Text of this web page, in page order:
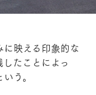
映える印象的な
たことによっ
う。